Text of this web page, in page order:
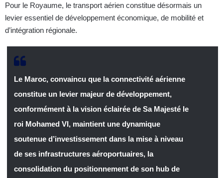
Pour le Royaume, le transport aérien constitue désormais un
levier essentiel de développement économique, de mobilité et
d’intégration régionale.
Le Maroc, convaincu que la connectivité aérienne
constitue un levier majeur de développement,
conformément à la vision éclairée de Sa Majesté le
roi Mohamed VI, maintient une dynamique
soutenue d’investissement dans la mise à niveau
de ses infrastructures aéroportuaires, la
consolidation du positionnement de son hub de